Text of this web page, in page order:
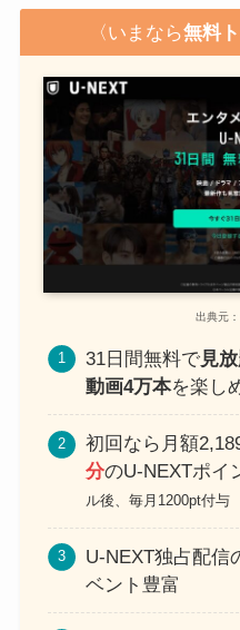
〈いまなら無料
出典元
31日間無料で見
動画4万本を楽し
初回なら月額
分のU-NEXTポイ
ル後、毎月1200pt付与
U-NEXT独占配信
ベント豊富